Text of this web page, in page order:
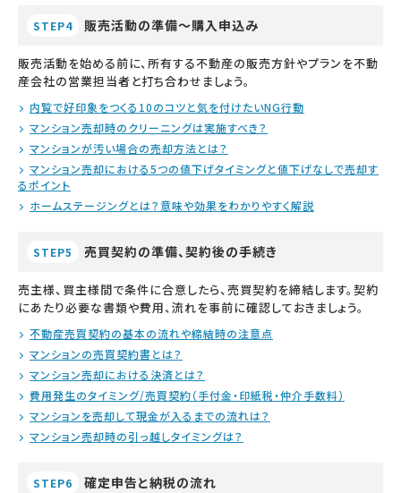
STEP4 販売活動の準備～購入申込み
販売活動を始める前に、所有する不動産の販売方針やプランを不動
産会社の営業担当者と打ち合わせましょう。
内覧で好印象をつくる10のコツと気を付けたいNG行動
マンション売却時のクリーニングは実施すべき？
マンションが汚い場合の売却方法とは？
マンション売却における5つの値下げタイミングと値下げなしで売却す
るポイント
ホームステージングとは？意味や効果をわかりやすく解説
STEP5 売買契約の準備、契約後の手続き
売主様、買主様間で条件に合意したら、売買契約を締結します。契約
にあたり必要な書類や費用、流れを事前に確認しておきましょう。
不動産売買契約の基本の流れや締結時の注意点
マンションの売買契約書とは？
マンション売却における決済とは？
費用発生のタイミング/売買契約（手付金・印紙税・仲介手数料）
マンションを売却して現金が入るまでの流れは？
マンション売却時の引っ越しタイミングは？
STEP6 確定申告と納税の流れ